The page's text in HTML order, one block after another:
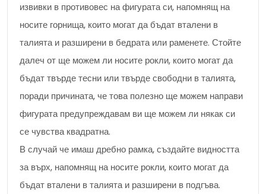
извивки в противовес на фигурата си, напомнящ на
носите горнища, които могат да бъдат вталени в
талията и разширени в бедрата или раменете. Стойте
далеч от ще можем ли носите рокли, които могат да
бъдат твърде тесни или твърде свободни в талията,
поради причината, че това полезно ще можем направи
фигурата предупреждавам ви ще можем ли някак си
се чувства квадратна.
В случай че имаш дребно рамка, създайте видността
за върх, напомнящ на носите рокли, които могат да
бъдат вталени в талията и разширени в подгъва.